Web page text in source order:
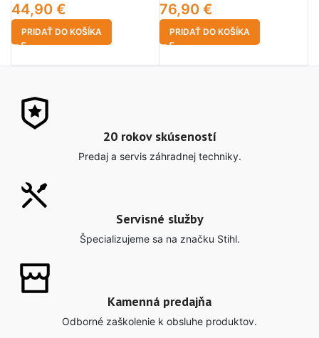
44,90 €
PRIDAŤ DO KOŠÍKA
76,90 €
PRIDAŤ DO KOŠÍKA
20 rokov skúseností
Predaj a servis záhradnej techniky.
Servisné služby
Špecializujeme sa na značku Stihl.
Kamenná predajňa
Odborné zaškolenie k obsluhe produktov.